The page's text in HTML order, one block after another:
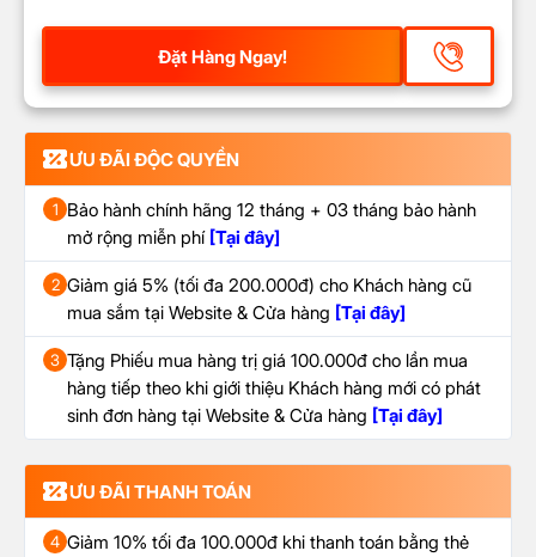
Đặt Hàng Ngay!
ƯU ĐÃI ĐỘC QUYỀN
1 Bảo hành chính hãng 12 tháng + 03 tháng bảo hành
mở rộng miễn phí [Tại đây]
2 Giảm giá 5% (tối đa 200.000đ) cho Khách hàng cũ
mua sắm tại Website & Cửa hàng [Tại đây]
3 Tặng Phiếu mua hàng trị giá 100.000đ cho lần mua
hàng tiếp theo khi giới thiệu Khách hàng mới có phát
sinh đơn hàng tại Website & Cửa hàng [Tại đây]
ƯU ĐÃI THANH TOÁN
4 Giảm 10% tối đa 100.000đ khi thanh toán bằng thẻ